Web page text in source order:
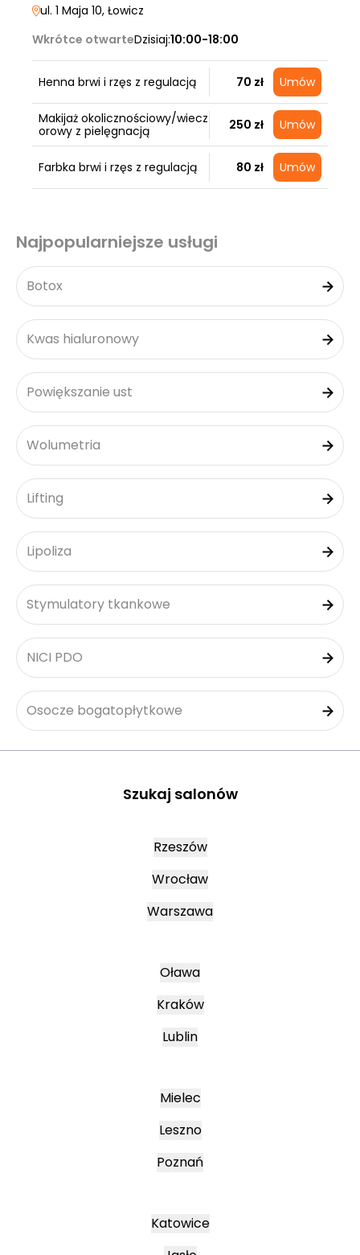
ul. 1 Maja 10, Łowicz
Wkrótce otwarteDzisiaj:10:00-18:00
Henna brwi i rzęs z regulacją 70 zł Umów
Makijaż okolicznościowy/wiecz
orowy z pielęgnacją
250 zł Umów
Farbka brwi i rzęs z regulacją 80 zł Umów
Najpopularniejsze usługi
Botox
Kwas hialuronowy
Powiększanie ust
Wolumetria
Lifting
Lipoliza
Stymulatory tkankowe
NICI PDO
Osocze bogatopłytkowe
Szukaj salonów
Rzeszów
Wrocław
Warszawa
Oława
Kraków
Lublin
Mielec
Leszno
Poznań
Katowice